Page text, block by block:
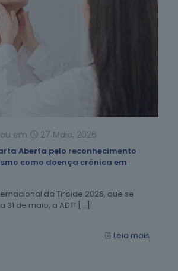
em 27 Maio, 2026
Aberta pelo reconhecimento
como doença crónica em
da Tiroide 2026, que se
31 de maio, a ADTI […]
Leia mais